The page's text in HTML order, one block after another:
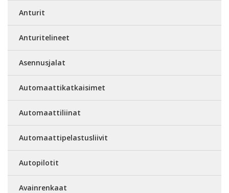
Anturit
Anturitelineet
Asennusjalat
Automaattikatkaisimet
Automaattiliinat
Automaattipelastusliivit
Autopilotit
Avainrenkaat